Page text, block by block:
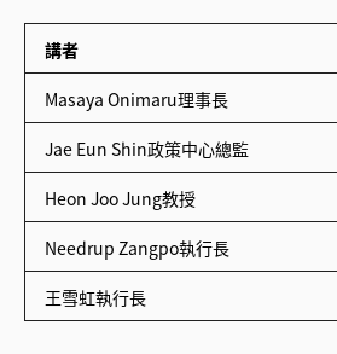
講者
Masaya Onimaru理事長
Jae Eun Shin政策中心總監
Heon Joo Jung教授
Needrup Zangpo執行長
王雪虹執行長